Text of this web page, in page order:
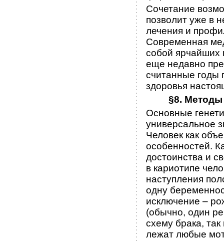
Сочетание
позволит уже в
лечения и
Современная
собой ярчайших
еще недавно
считанные годы
здоровья
§8. Методы
Основные
универсальное
Человек как
особенностей.
достоинства и
в кариотипе
наступления
одну
исключение –
(обычно, один
схему брака,
лежат любые